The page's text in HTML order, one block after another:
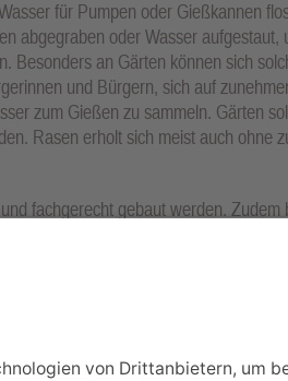
für Pumpen oder Gießkannen
abgegraben oder Wasser aufgestaut,
Besonders an Gärten können sich
und Bürgern, sich auf
zum Gießen zu sammeln. Gärten
Rasen erholt sich meist auch ohne
fachgerecht gebaut werden. Zudem
Beispiel noch als Gießwasser dienen.
jeweiligen Wasserversorger
NACH